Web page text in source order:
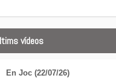
vídeos
En Joc (22/07/26)